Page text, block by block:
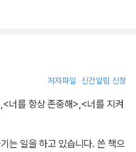
니라 오늘, 그리고 내일의 어린
저자파일 신간알림 신청
,<너를 항상 존중해>,<너를 지켜
는 일을 하고 있습니다. 쓴 책으